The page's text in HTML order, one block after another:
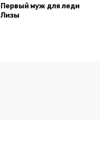
Первый муж для леди
Лизы